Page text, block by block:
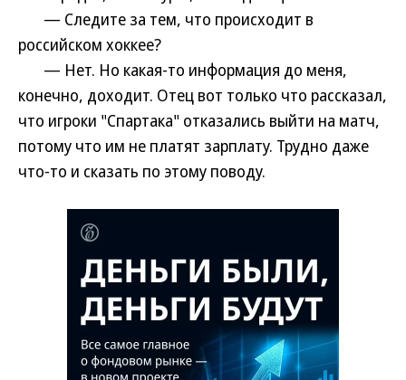
— Следите за тем, что происходит в
российском хоккее?
— Нет. Но какая-то информация до меня,
конечно, доходит. Отец вот только что рассказал,
что игроки "Спартака" отказались выйти на матч,
потому что им не платят зарплату. Трудно даже
что-то и сказать по этому поводу.